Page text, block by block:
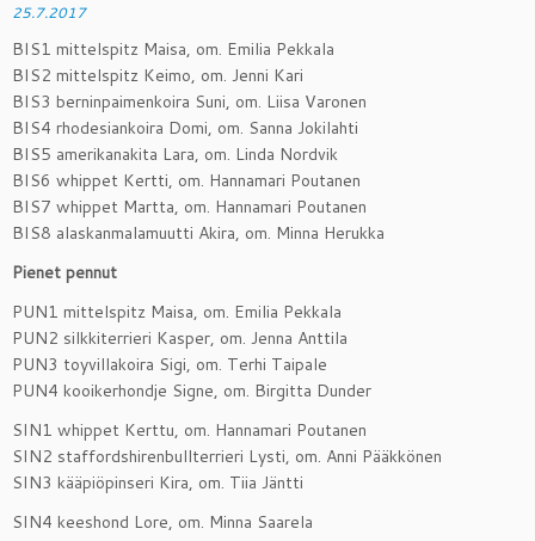
25.7.2017
BIS1 mittelspitz Maisa, om. Emilia Pekkala
BIS2 mittelspitz Keimo, om. Jenni Kari
BIS3 berninpaimenkoira Suni, om. Liisa Varonen
BIS4 rhodesiankoira Domi, om. Sanna Jokilahti
BIS5 amerikanakita Lara, om. Linda Nordvik
BIS6 whippet Kertti, om. Hannamari Poutanen
BIS7 whippet Martta, om. Hannamari Poutanen
BIS8 alaskanmalamuutti Akira, om. Minna Herukka
Pienet pennut
PUN1 mittelspitz Maisa, om. Emilia Pekkala
PUN2 silkkiterrieri Kasper, om. Jenna Anttila
PUN3 toyvillakoira Sigi, om. Terhi Taipale
PUN4 kooikerhondje Signe, om. Birgitta Dunder
SIN1 whippet Kerttu, om. Hannamari Poutanen
SIN2 staffordshirenbullterrieri Lysti, om. Anni Pääkkönen
SIN3 kääpiöpinseri Kira, om. Tiia Jäntti
SIN4 keeshond Lore, om. Minna Saarela